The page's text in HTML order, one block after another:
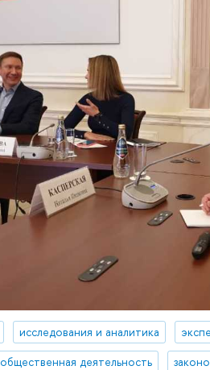
исследования и аналитика
общественная деятельность